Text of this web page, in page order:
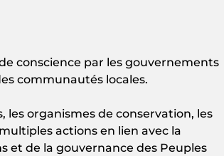
conscience par les gouvernements
communautés locales.
les organismes de conservation, les
actions en lien avec la
et de la gouvernance des Peuples